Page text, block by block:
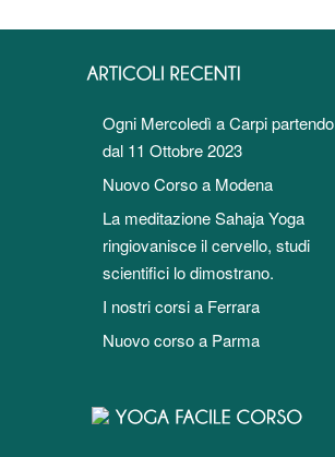
Ogni Mercoledì a Carpi partendo
dal 11 Ottobre 2023
Nuovo Corso a Modena
La meditazione Sahaja Yoga
ringiovanisce il cervello, studi
scientifici lo dimostrano.
I nostri corsi a Ferrara
Nuovo corso a Parma